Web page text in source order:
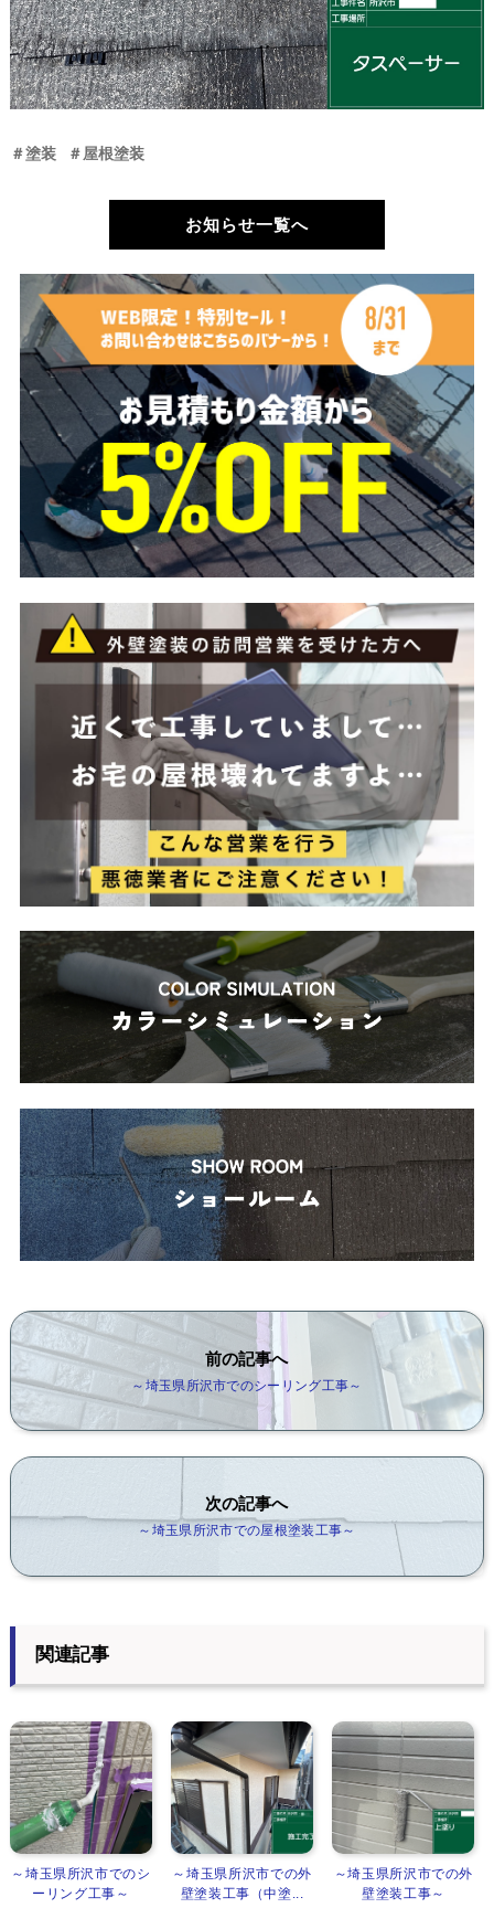
＃塗装 ＃屋根塗装
お知らせ一覧へ
前の記事へ
～埼玉県所沢市でのシーリング工事～
次の記事へ
～埼玉県所沢市での屋根塗装工事～
関連記事
～埼玉県所沢市でのシ
ーリング工事～
～埼玉県所沢市での外
壁塗装工事（中塗...
～埼玉県所沢市での外
壁塗装工事～